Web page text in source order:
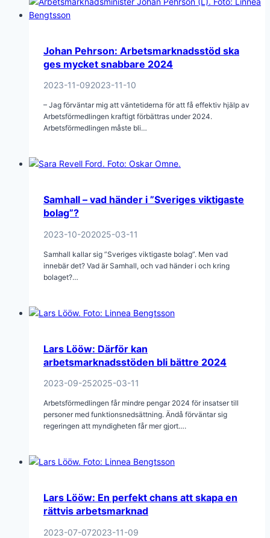
Johan Pehrson: Arbetsmarknadsstöd ska
ges mycket snabbare 2024
2023-11-092023-11-10
– Jag förväntar mig att väntetiderna för att få effektiv hjälp av
Arbetsförmedlingen kraftigt förbättras under 2024.
Arbetsförmedlingen måste bli…
Samhall – vad händer i ”Sveriges viktigaste
bolag”?
2023-10-202025-03-11
Samhall kallar sig ”Sveriges viktigaste bolag”. Men vad
innebär det? Vad är Samhall, och vad händer i och kring
bolaget?…
Lars Lööw: Därför kan
arbetsmarknadsstöden bli bättre 2024
2023-09-252025-03-11
Arbetsförmedlingen får mindre pengar 2024 för insatser till
personer med funktionsnedsättning. Ändå förväntar sig
regeringen att myndigheten får mer gjort….
Lars Lööw: En perfekt chans att skapa en
rättvis arbetsmarknad
2023-07-072023-11-09